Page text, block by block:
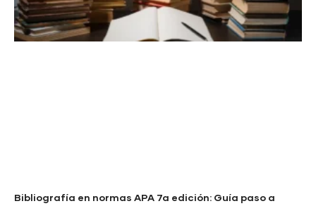
Bibliografía en normas APA 7a edición: Guía paso a